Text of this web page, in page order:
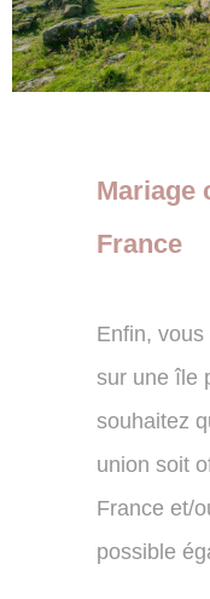
Mariage
France
Enfin,
sur une île
souhaitez
union soit
France et/
possible